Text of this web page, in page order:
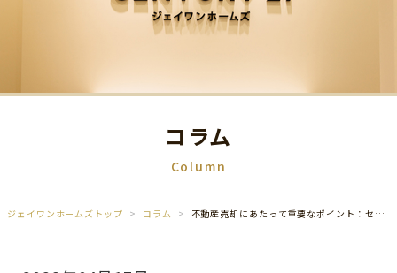
コラム
Column
ジェイワンホームズトップ コラム 不動産売却にあたって重要なポイント：セットバックの有無